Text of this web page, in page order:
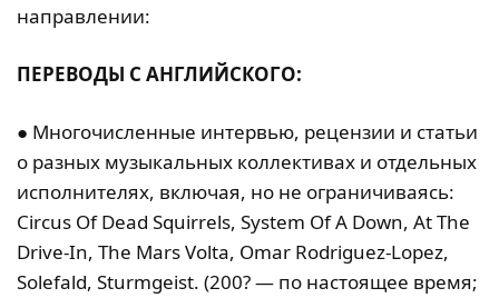
направлении:
ПЕРЕВОДЫ С АНГЛИЙСКОГО:
● Многочисленные интервью, рецензии и статьи
о разных музыкальных коллективах и отдельных
исполнителях, включая, но не ограничиваясь:
Circus Of Dead Squirrels, System Of A Down, At The
Drive-In, The Mars Volta, Omar Rodriguez-Lopez,
Solefald, Sturmgeist. (200? — по настоящее время;